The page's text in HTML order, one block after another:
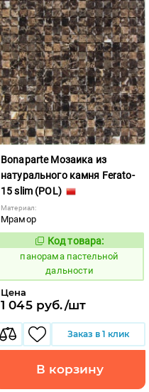
Bonaparte Мозаика из
натурального камня Ferato-
15 slim (POL)
Материал:
Мрамор
539996
Код товара:
панорама пастельной
дальности
Цена
1 045 руб./шт
Заказ в 1 клик
В корзину